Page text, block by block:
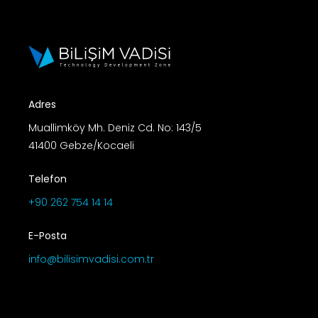
Adres
Muallimköy Mh. Deniz Cd. No: 143/5
41400 Gebze/Kocaeli
Telefon
+90 262 754 14 14
E-Posta
info@bilisimvadisi.com.tr